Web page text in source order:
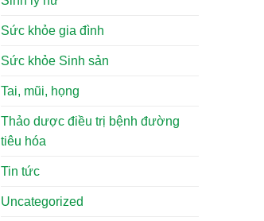
Sức khỏe gia đình
Sức khỏe Sinh sản
Tai, mũi, họng
Thảo dược điều trị bệnh đường
tiêu hóa
Tin tức
Uncategorized